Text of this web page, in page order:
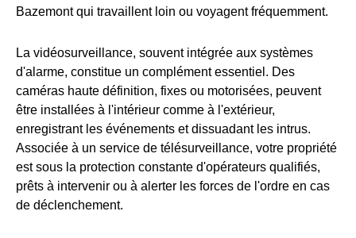
Bazemont qui travaillent loin ou voyagent fréquemment.
La vidéosurveillance, souvent intégrée aux systèmes
d'alarme, constitue un complément essentiel. Des
caméras haute définition, fixes ou motorisées, peuvent
être installées à l'intérieur comme à l'extérieur,
enregistrant les événements et dissuadant les intrus.
Associée à un service de télésurveillance, votre propriété
est sous la protection constante d'opérateurs qualifiés,
prêts à intervenir ou à alerter les forces de l'ordre en cas
de déclenchement.